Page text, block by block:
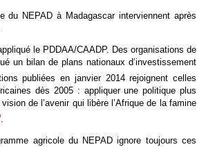
du NEPAD à Madagascar interviennent après
le PDDAA/CAADP. Des organisations de
un bilan de plans nationaux d’investissement
publiées en janvier 2014 rejoignent celles
dès 2005 : appliquer une politique plus
de l’avenir qui libère l’Afrique de la famine
.
agricole du NEPAD ignore toujours ces